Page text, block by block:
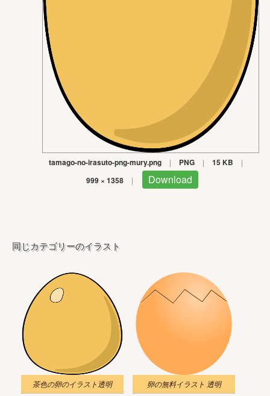
tamago-no-irasuto-png-mury.png | PNG | 15 KB |
999 × 1358 | Download
同じカテゴリーのイラスト
茶色の卵のイラスト透明 卵の無料イラスト 透明